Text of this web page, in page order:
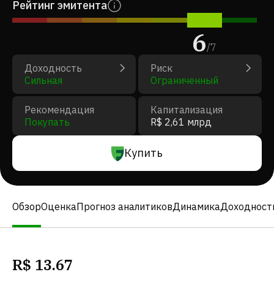
Рейтинг эмитента
6/7
Доходность
Сильная
Риск
Ограниченный
Рекомендация
Покупать
Капитализация
R$ 2,61 млрд
Купить
ОбзорОценкаПрогноз аналитиковДинамика
R$ 13.67